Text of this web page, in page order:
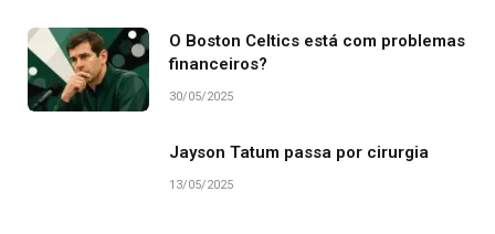
O Boston Celtics está com problemas
financeiros?
30/05/2025
Jayson Tatum passa por cirurgia
13/05/2025